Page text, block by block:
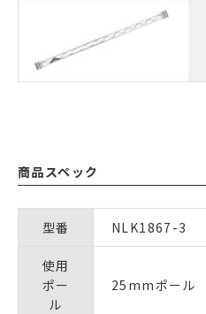
商品スペック
型番 NLK1867-3
使用
ポー
ル
25mmポール